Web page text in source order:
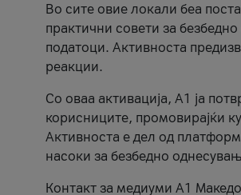
Во сите овие локали беа
практични совети за
податоци. Активноста
реакции.
Со оваа активација, А1 ја
корисниците, промовирајќи
Активноста е дел од
насоки за безбедно
Контакт за медиуми А1